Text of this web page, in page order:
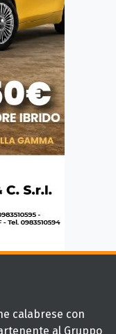
calabrese con
al Gruppo